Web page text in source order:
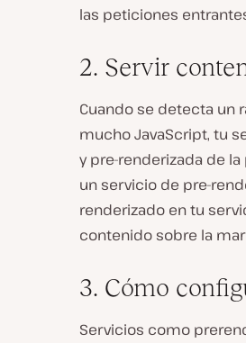
las peticiones
2. Servir
Cuando se detecta un
mucho JavaScript, tu
y pre-renderizada de
un servicio de pre-
renderizado en tu
contenido sobre la
3. Cómo
Servicios como